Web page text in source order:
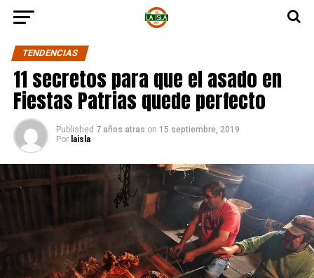
TENDENCIAS
11 secretos para que el asado en
Fiestas Patrias quede perfecto
Published 7 años atras on 15 septiembre, 2019
Por laisla